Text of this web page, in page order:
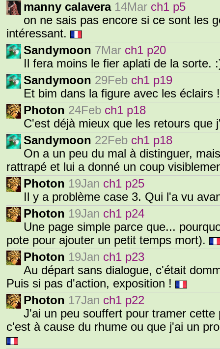
manny calavera 14Mar ch1 p5
on ne sais pas encore si ce sont les
intéressant.
Sandymoon 7Mar ch1 p20
Il fera moins le fier aplati de la sorte.
Sandymoon 29Feb ch1 p19
Et bim dans la figure avec les éclairs
Photon 24Feb ch1 p18
C'est déjà mieux que les retours que
Sandymoon 22Feb ch1 p18
On a un peu du mal à distinguer,
rattrapé et lui a donné un coup
Photon 19Jan ch1 p25
Il y a problème case 3. Qui l'a vu
Photon 19Jan ch1 p24
Une page simple parce que...
pote pour ajouter un petit temps mort).
Photon 19Jan ch1 p23
Au départ sans dialogue, c'était
Puis si pas d'action, exposition !
Photon 17Jan ch1 p22
J'ai un peu souffert pour tramer
c'est à cause du rhume ou que j'ai un